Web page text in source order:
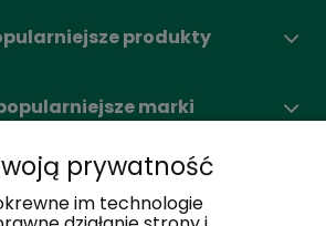
produkty
marki
Moje konto
prywatność
im technologie